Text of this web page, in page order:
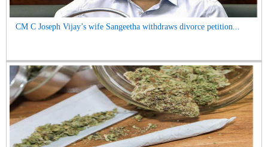
CM C Joseph Vijay’s wife Sangeetha withdraws divorce petition...